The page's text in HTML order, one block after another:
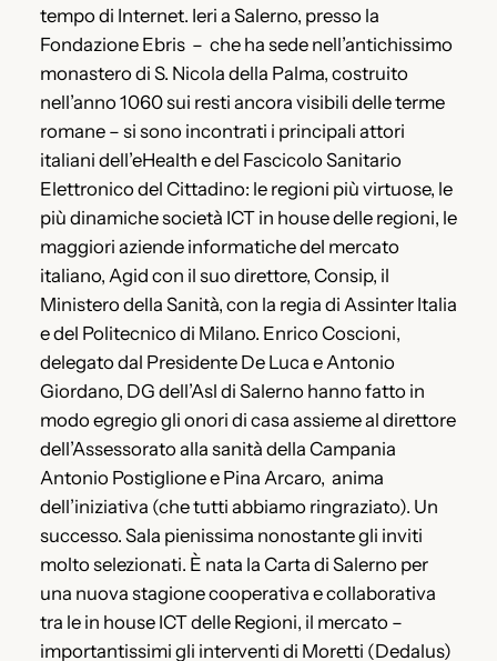
tempo di Internet. Ieri a Salerno, presso la
Fondazione Ebris – che ha sede nell’antichissimo
monastero di S. Nicola della Palma, costruito
nell’anno 1060 sui resti ancora visibili delle terme
romane – si sono incontrati i principali attori
italiani dell’eHealth e del Fascicolo Sanitario
Elettronico del Cittadino: le regioni più virtuose, le
più dinamiche società ICT in house delle regioni, le
maggiori aziende informatiche del mercato
italiano, Agid con il suo direttore, Consip, il
Ministero della Sanità, con la regia di Assinter Italia
e del Politecnico di Milano. Enrico Coscioni,
delegato dal Presidente De Luca e Antonio
Giordano, DG dell’Asl di Salerno hanno fatto in
modo egregio gli onori di casa assieme al direttore
dell’Assessorato alla sanità della Campania
Antonio Postiglione e Pina Arcaro, anima
dell’iniziativa (che tutti abbiamo ringraziato). Un
successo. Sala pienissima nonostante gli inviti
molto selezionati. È nata la Carta di Salerno per
una nuova stagione cooperativa e collaborativa
tra le in house ICT delle Regioni, il mercato –
importantissimi gli interventi di Moretti (Dedalus)